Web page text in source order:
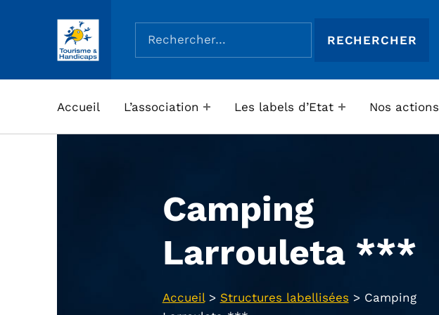
ASSOCIATION TOURISME ET HANDICAPS
Rechercher :
Accueil L’association Les labels d’Etat Nos actions
Camping
Larrouleta ***
Accueil> Structures labellisées > Camping